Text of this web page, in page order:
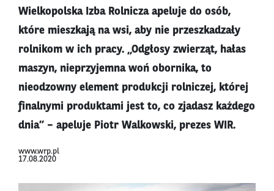
Wielkopolska Izba Rolnicza apeluje do osób,
które mieszkają na wsi, aby nie przeszkadzały
rolnikom w ich pracy. „Odgłosy zwierząt, hałas
maszyn, nieprzyjemna woń obornika, to
nieodzowny element produkcji rolniczej, której
finalnymi produktami jest to, co zjadasz każdego
dnia” – apeluje Piotr Walkowski, prezes WIR.
www.wrp.pl
17.08.2020